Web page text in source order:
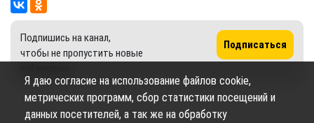
Подпишись на канал,
чтобы не пропустить новые
Подписаться
Я даю согласие на использование файлов cookie,
метрических программ, сбор статистики посещений и
данных посетителей, а так же на обработку